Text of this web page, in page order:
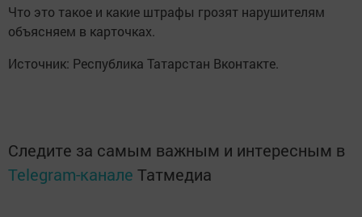
Что это такое и какие штрафы грозят нарушителям
объясняем в карточках.
Источник: Республика Татарстан Вконтакте.
Следите за самым важным и интересным в
Telegram-канале Татмедиа